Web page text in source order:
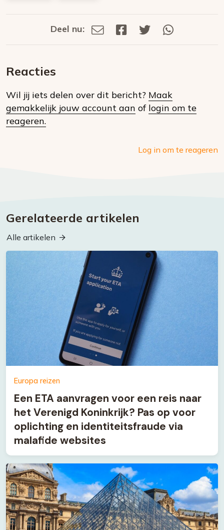
Deel
social
Deel nu:
Deel
Deel
Deel
Reacties
Wil jij iets delen over dit bericht? Maak
gemakkelijk jouw account aan of login om te
reageren.
Log in om te reageren
Gerelateerde artikelen
Alle artikelen
Europa reizen
Een ETA aanvragen voor een reis naar
het Verenigd Koninkrijk? Pas op voor
oplichting en identiteitsfraude via
malafide websites